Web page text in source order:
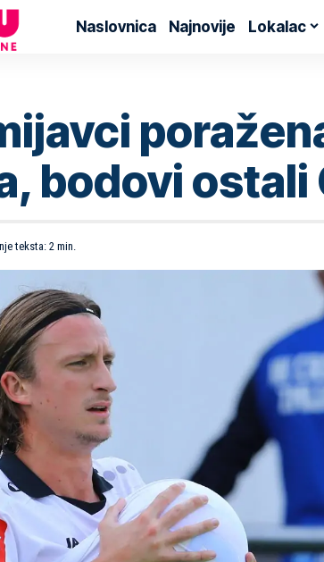
Naslovnica Najnovije Lokalac
bodovi ostali
teksta: 2 min.